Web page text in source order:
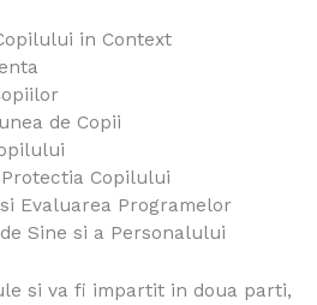
in Context
de Copii
Copilului
Evaluarea Programelor
Sine si a Personalului
si va fi impartit in doua parti,